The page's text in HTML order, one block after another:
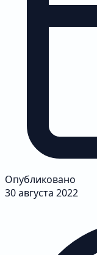
Опубликовано
30 августа 2022